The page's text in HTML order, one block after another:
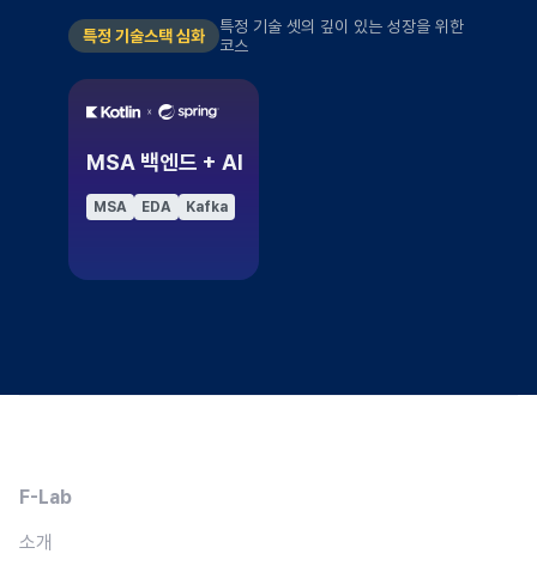
특정 기술스택 심화
특정 기술 셋의 깊이 있는 성장을 위한
코스
MSA 백엔드 + AI
MSA EDA Kafka
F-Lab
소개